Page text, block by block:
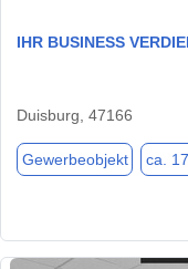
IHR BUSINESS
Duisburg, 47166
Gewerbeobjekt ca.